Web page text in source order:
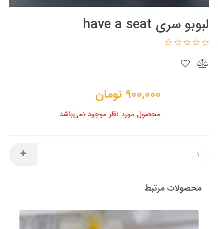
لبوبو سری have a seat
900,000 تومان
محصول مورد نظر موجود نمی‌باشد.
محصولات مرتبط